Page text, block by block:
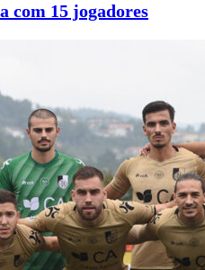
com 15 jogadores